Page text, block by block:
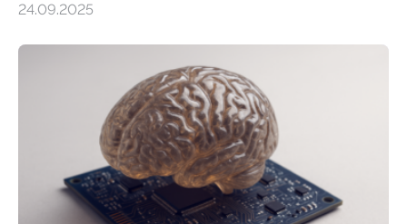
Förderung in Höhe von rund 2 Millionen Euro. Dabei
der Universität Bonn und der TH Köln gemeinsam mit
der MindPort GmbH eine neuartige, KI-gestützte
Lösung zur Erzeugung von Emotionen für realistische
Avatare. Gen-AIvatar entwickelt innovative und
kosteneffiziente Methoden, um lebensechte Avatare zu
erstellen. „Besonders wichtig ist uns eine ganzheitliche
Animation, bei der Stimme, Körperbewegung, Gestik
und Mimik im Einklang sind…
24.09.2025